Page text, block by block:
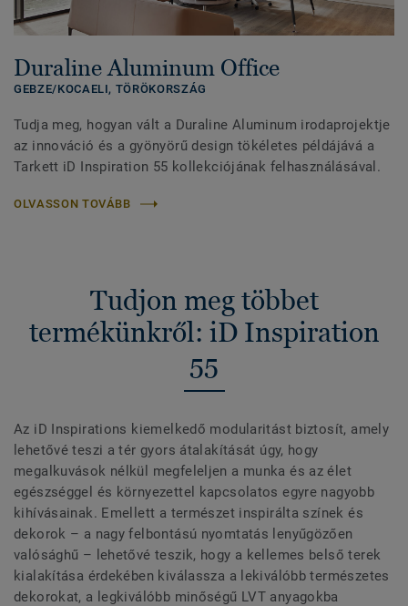
Duraline Aluminum Office
GEBZE/KOCAELI, TÖRÖKORSZÁG
Tudja meg, hogyan vált a Duraline Aluminum irodaprojektje
az innováció és a gyönyörű design tökéletes példájává a
Tarkett iD Inspiration 55 kollekciójának felhasználásával.
OLVASSON TOVÁBB
Tudjon meg többet
termékünkről: iD Inspiration
55
Az iD Inspirations kiemelkedő modularitást biztosít, amely
lehetővé teszi a tér gyors átalakítását úgy, hogy
megalkuvások nélkül megfeleljen a munka és az élet
egészséggel és környezettel kapcsolatos egyre nagyobb
kihívásainak. Emellett a természet inspirálta színek és
dekorok – a nagy felbontású nyomtatás lenyűgözően
valósághű – lehetővé teszik, hogy a kellemes belső terek
kialakítása érdekében kiválassza a lekiválóbb természetes
dekorokat, a legkiválóbb minőségű LVT anyagokba